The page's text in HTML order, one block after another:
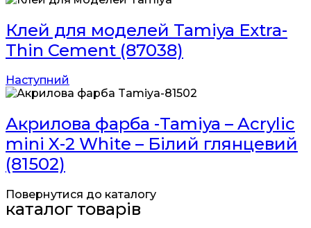
Клей для моделей Tamiya Extra-
Thin Cement (87038)
Наступний
Акрилова фарба -Tamiya – Acrylic
mini X-2 White – Білий глянцевий
(81502)
Повернутися до каталогу
каталог товарів